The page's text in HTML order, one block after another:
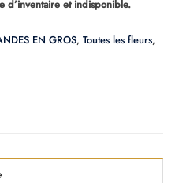
prix :
$384.00
d’inventaire et indisponible.
EN GROS, Toutes les fleurs,